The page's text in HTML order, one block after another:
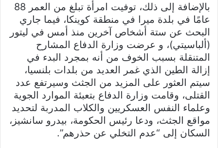
بالإضافة إلى ذلك، توفيت امرأة تبلغ من العمر 88
عامًا في بلدة ميرا في منطقة كوينكا، فيما جاري
البحث عن ستة أشخاص آخرين منذ أمس في ليتور
(ألباسيتي)، و عرضت وزارة الدفاع المشارح
المتنقلة بسبب الخوف من أنه بمجرد البدء في
إزالة الطين الذي غمر العديد من بلدات بلنسيا،
سيتم العثور على المزيد من الجثث وسيرتفع عدد
القتلى، وقامت وزارة الدفاع بتعبئة الموارد الجوية
وعلماء النفس العسكريين والكلاب المدربة لتحديد
مواقع الجثث، ودعا رئيس الحكومة، بيدرو سانشيز،
السكان إلى “عدم التخلي عن حذرهم”.